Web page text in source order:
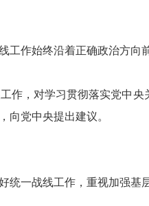
作始终沿着正确政治方向前
，对学习贯彻落实党中央
向党中央提出建议。
一战线工作，重视加强基